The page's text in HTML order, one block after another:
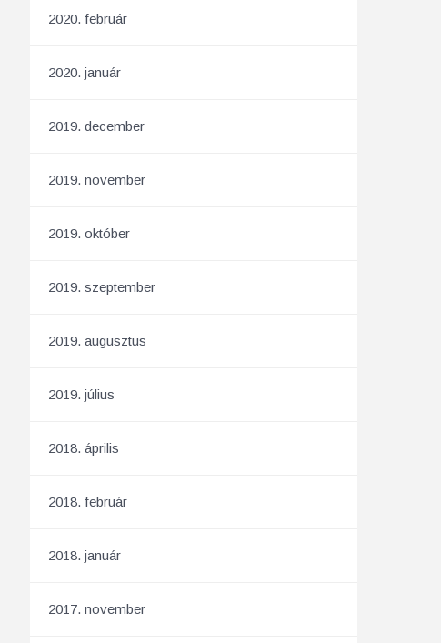
2020. február
2020. január
2019. december
2019. november
2019. október
2019. szeptember
2019. augusztus
2019. július
2018. április
2018. február
2018. január
2017. november